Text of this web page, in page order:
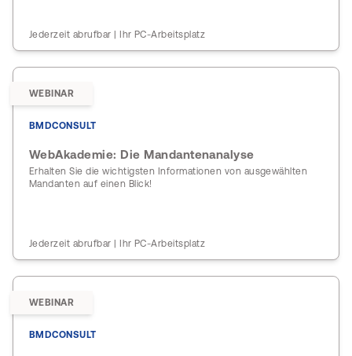
Jederzeit abrufbar | Ihr PC-Arbeitsplatz
WEBINAR
BMDCONSULT
WebAkademie: Die Mandantenanalyse
Erhalten Sie die wichtigsten Informationen von ausgewählten
Mandanten auf einen Blick!
Jederzeit abrufbar | Ihr PC-Arbeitsplatz
WEBINAR
BMDCONSULT